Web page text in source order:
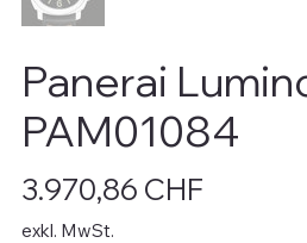
Panerai
PAM01084
3.970,86 CHF
exkl. MwSt.